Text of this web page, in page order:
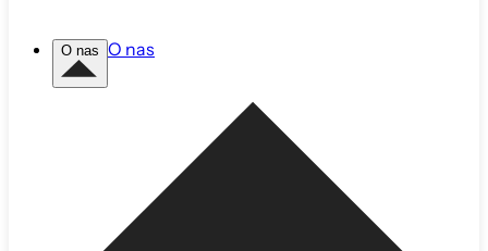
O nas O nas